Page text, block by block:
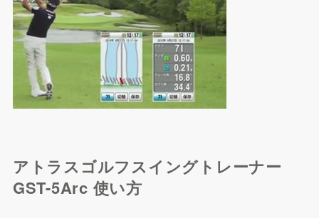
アトラスゴルフスイングトレーナー
GST-5Arc 使い方